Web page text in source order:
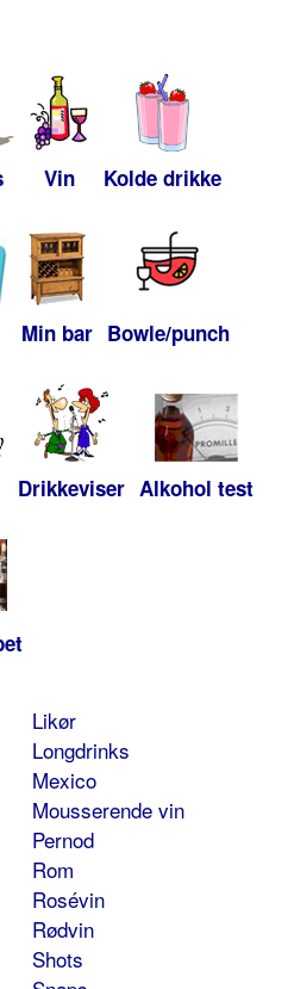
Vin Kolde drikke
Min bar Bowle/punch
Drikkeviser Alkohol test
Likør
Longdrinks
Mexico
Mousserende vin
Pernod
Rom
Rosévin
Rødvin
Shots